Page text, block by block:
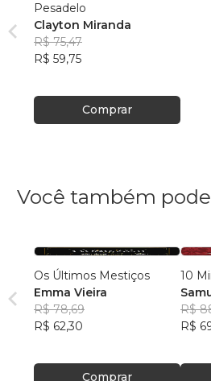
Pesadelo
Clayton Miranda
R$ 75,47
R$ 59,75
Comprar
Você também
Os Últimos Mestiços
Emma Vieira
R$ 78,69
R$ 62,30
Comprar
10
R$
R$